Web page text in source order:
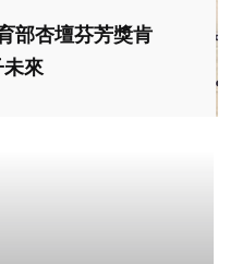
部杏壇芬芳獎肯
來